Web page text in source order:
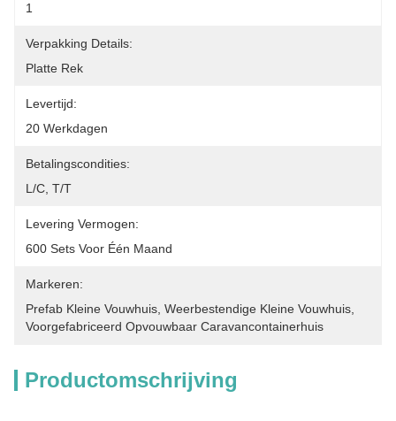
1
Verpakking Details:
Platte Rek
Levertijd:
20 Werkdagen
Betalingscondities:
L/C, T/T
Levering Vermogen:
600 Sets Voor Één Maand
Markeren:
Prefab Kleine Vouwhuis Weerbestendige Kleine Vouwhuis
Voorgefabriceerd Opvouwbaar Caravancontainerhuis
Productomschrijving